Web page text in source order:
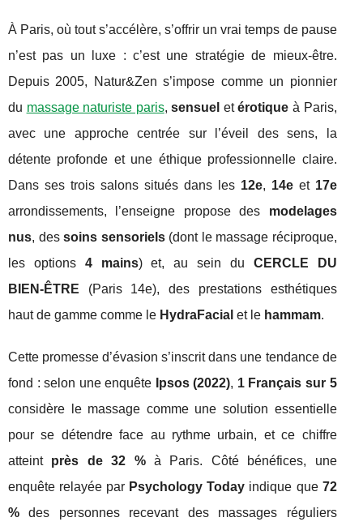
À Paris, où tout s’accélère, s’offrir un vrai temps de pause
n’est pas un luxe : c’est une stratégie de mieux-être.
Depuis 2005, Natur&Zen s’impose comme un pionnier
du massage naturiste paris,sensuel etérotique à Paris,
avec une approche centrée sur l’éveil des sens, la
détente profonde et une éthique professionnelle claire.
Dans ses trois salons situés dans les 12e, 14eet 17e
arrondissements, l’enseigne propose des modelages
nus, dessoins sensoriels(dont le massage réciproque,
les options 4 mains) et, au sein du CERCLE DU
BIEN‑ÊTRE (Paris 14e), des prestations esthétiques
haut de gamme comme le HydraFacial et le hammam.
Cette promesse d’évasion s’inscrit dans une tendance de
fond : selon une enquête Ipsos (2022), 1 Français sur 5
considère le massage comme une solution essentielle
pour se détendre face au rythme urbain, et ce chiffre
atteint près de 32 %à Paris. Côté bénéfices, une
enquête relayée par Psychology Today indique que 72
% des personnes recevant des massages réguliers